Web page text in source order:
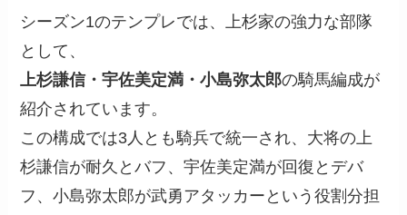
シーズン1のテンプレでは、上杉家の強力な部隊
として、
上杉謙信・宇佐美定満・小島弥太郎の騎馬編成が
紹介されています。
この構成では3人とも騎兵で統一され、大将の上
杉謙信が耐久とバフ、宇佐美定満が回復とデバ
フ、小島弥太郎が武勇アタッカーという役割分担